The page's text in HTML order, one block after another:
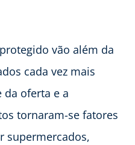
vão além da
cada vez mais
da oferta e a
tornaram-se fatores
supermercados,